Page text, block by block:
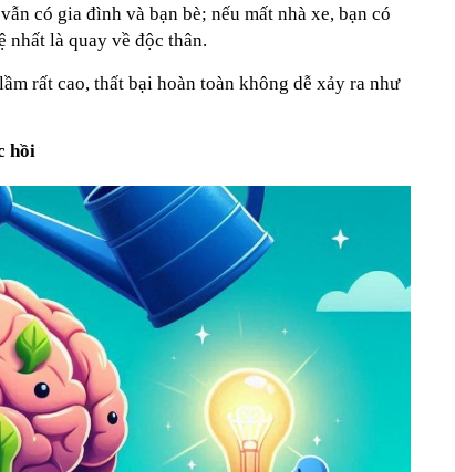
có gia đình và bạn bè; nếu mất nhà xe, bạn có
nhất là quay về độc thân.
rất cao, thất bại hoàn toàn không dễ xảy ra như
hồi